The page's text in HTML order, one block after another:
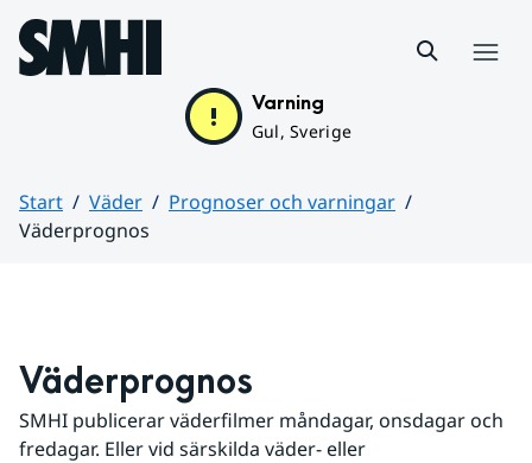
Hoppa till sidans innehåll
Varning
Gul, Sverige
Start Väder
Prognoser och varningar
Väderprognos
Väderprognos
SMHI publicerar väderfilmer måndagar, onsdagar och
fredagar. Eller vid särskilda väder- eller